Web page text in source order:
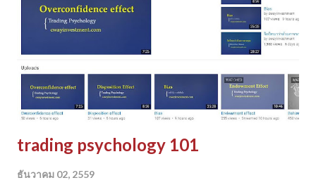
ก็จะดียิ่งขึ้น ในภาพข้อมูล GOLD ช่วงเวลา 10 ปี แยกประเภทตาม
ช่วงปีต่างๆลอง ดูการเปลี่ยนแปลงของ ราคา และ volatility และ
ลองตอบคำถามที่ผมตั้งโจท ย์ให้ไปคิดนะครับ ว่า 1. ผลตอบแทน
ของทองคำที่ผ่านมา มันแปรผันตรงกับ เวลาที่ถือครอง หรือไม่? 2.
ทำไมทองคำ จึงเป็นสินค้าที่น...
trading psychology 101
ธันวาคม 02, 2559